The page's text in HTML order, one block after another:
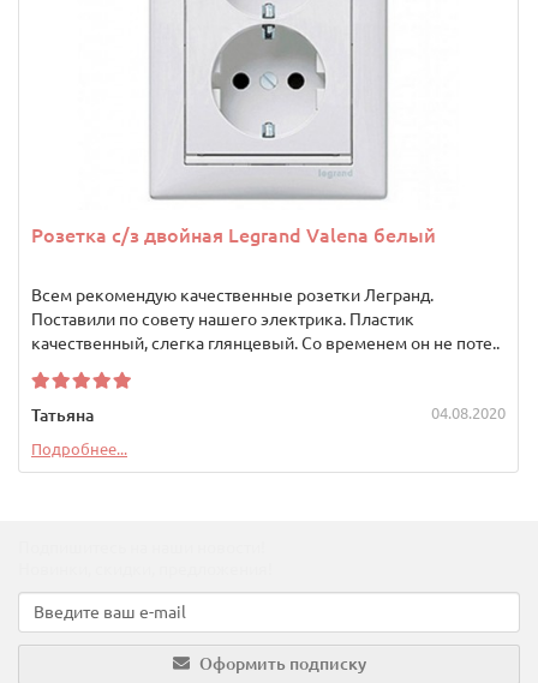
Розетка с/з двойная Legrand Valena белый
Всем рекомендую качественные розетки Легранд.
Поставили по совету нашего электрика. Пластик
качественный, слегка глянцевый. Со временем он не поте..
Татьяна 04.08.2020
Подробнее...
Оформить подписку